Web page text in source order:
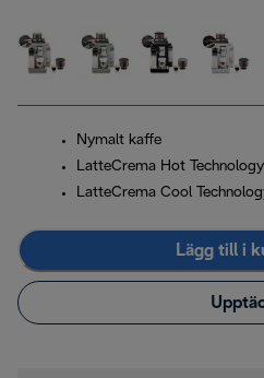
Nymalt kaffe
LatteCrema Hot Technology
LatteCrema Cool
Lägg till i